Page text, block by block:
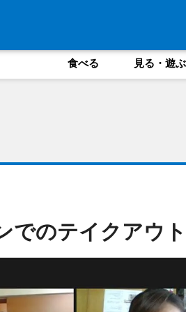
食べる 見る・遊ぶ
でのテイクアウ